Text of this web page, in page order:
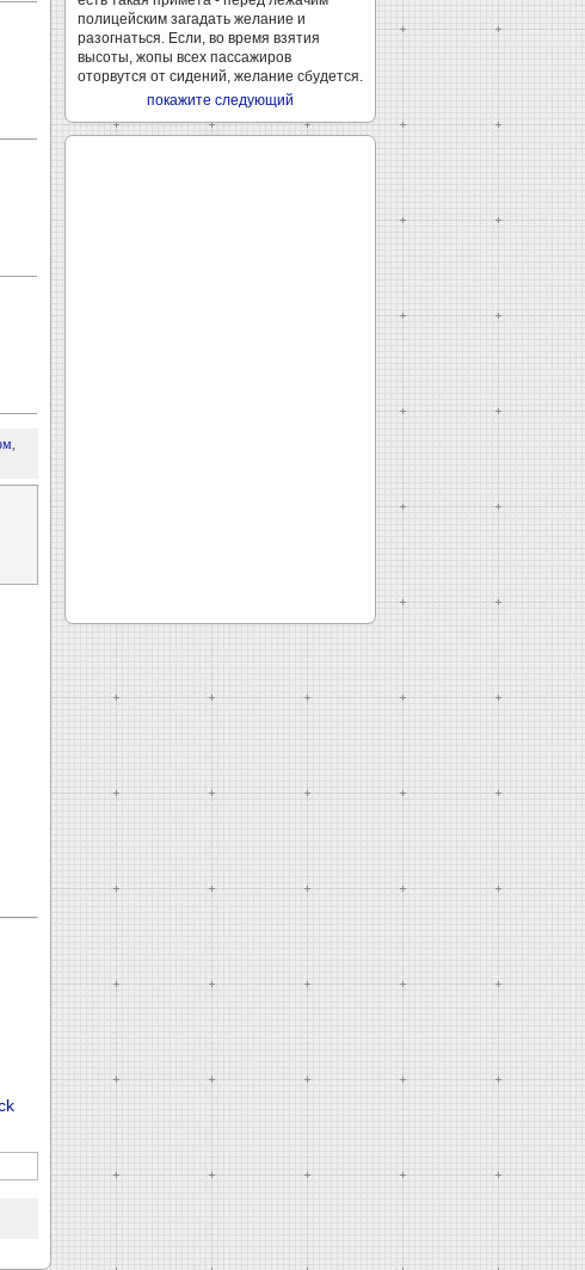
,
полицейским загадать желание и
разогнаться. Если, во время взятия
высоты, жопы всех пассажиров
оторвутся от сидений, желание сбудется.
покажите следующий